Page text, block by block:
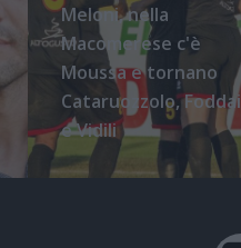
Meloni, nella
Macomerese c'è
Moussa e tornano
Cataruozzolo, Foddai
e Vidili